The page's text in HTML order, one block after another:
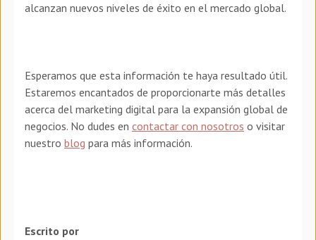
alcanzan nuevos niveles de éxito en el mercado global.
Esperamos que esta información te haya resultado útil.
Estaremos encantados de proporcionarte más detalles
acerca del marketing digital para la expansión global de
negocios. No dudes en contactar con nosotros o visitar
nuestro blog para más información.
Escrito por